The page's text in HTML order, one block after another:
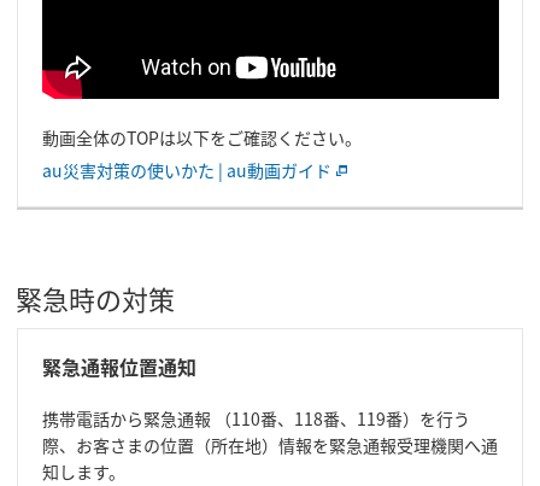
動画全体のTOPは以下をご確認ください。
au災害対策の使いかた | au動画ガイド
緊急時の対策
緊急通報位置通知
携帯電話から緊急通報 （110番、118番、119番）を行う
際、お客さまの位置（所在地）情報を緊急通報受理機関へ通
知します。